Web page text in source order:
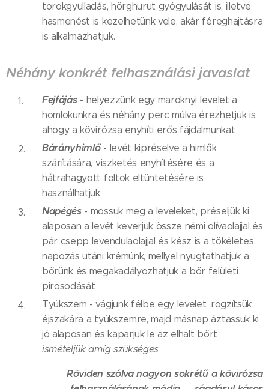
torokgyulladás, hörghurut gyógyulását is, illetve
hasmenést is kezelhetünk vele, akár féreghajtásra
is alkalmazhatjuk.
Néhány konkrét felhasználási javaslat
Fejfájás - helyezzünk egy maroknyi levelet a
homlokunkra és néhány perc múlva érezhetjük is,
ahogy a kövirózsa enyhíti erős fájdalmunkat
Bárányhimlő- levét kipréselve a himlők
szárítására, viszketés enyhítésére és a
hátrahagyott foltok eltüntetésére is
használhatjuk
Napégés- mossuk meg a leveleket, préseljük ki
alaposan a levét keverjük össze némi olívaolajjal és
pár csepp levendulaolajjal és kész is a tökéletes
napozás utáni krémünk, mellyel nyugtathatjuk a
bőrünk és megakadályozhatjuk a bőr felületi
pirosodását
Tyúkszem - vágjunk félbe egy levelet, rögzítsük
éjszakára a tyúkszemre, majd másnap áztassuk ki
jó alaposan és kaparjuk le az elhalt bőrt
ismételjük amíg szükséges
Röviden szólva nagyon sokrétű a kövirózsa